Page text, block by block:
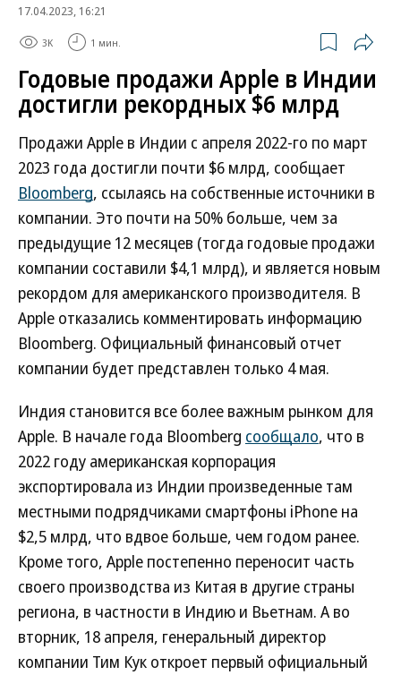
17.04.2023, 16:21
3K 1 мин.
Годовые продажи Apple в Индии
достигли рекордных $6 млрд
Продажи Apple в Индии с апреля 2022-го по март
2023 года достигли почти $6 млрд, сообщает
Bloomberg, ссылаясь на собственные источники в
компании. Это почти на 50% больше, чем за
предыдущие 12 месяцев (тогда годовые продажи
компании составили $4,1 млрд), и является новым
рекордом для американского производителя. В
Apple отказались комментировать информацию
Bloomberg. Официальный финансовый отчет
компании будет представлен только 4 мая.
Индия становится все более важным рынком для
Apple. В начале года Bloomberg сообщало, что в
2022 году американская корпорация
экспортировала из Индии произведенные там
местными подрядчиками смартфоны iPhone на
$2,5 млрд, что вдвое больше, чем годом ранее.
Кроме того, Apple постепенно переносит часть
своего производства из Китая в другие страны
региона, в частности в Индию и Вьетнам. А во
вторник, 18 апреля, генеральный директор
компании Тим Кук откроет первый официальный